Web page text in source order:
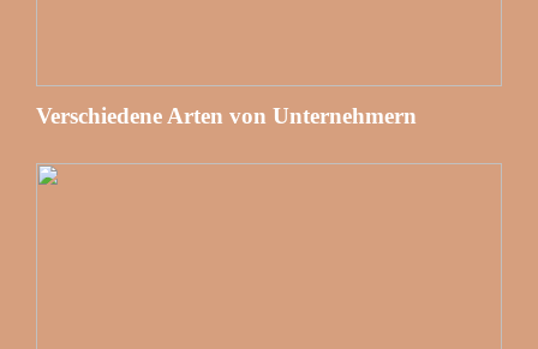
Verschiedene Arten von Unternehmern